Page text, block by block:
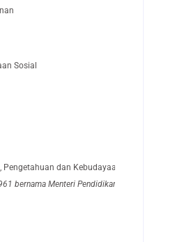
Sosial
dan Kebudayaan
bernama Menteri Pendidikan, Pengajaran &